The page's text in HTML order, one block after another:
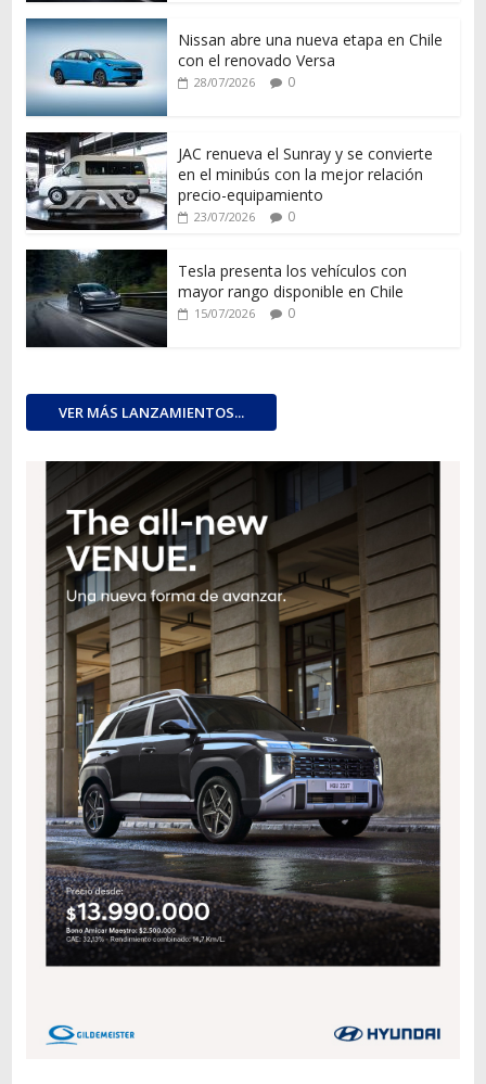
Nissan abre una nueva etapa en Chile
con el renovado Versa
28/07/2026 0
JAC renueva el Sunray y se convierte
en el minibús con la mejor relación
precio-equipamiento
23/07/2026 0
Tesla presenta los vehículos con
mayor rango disponible en Chile
15/07/2026 0
VER MÁS LANZAMIENTOS...